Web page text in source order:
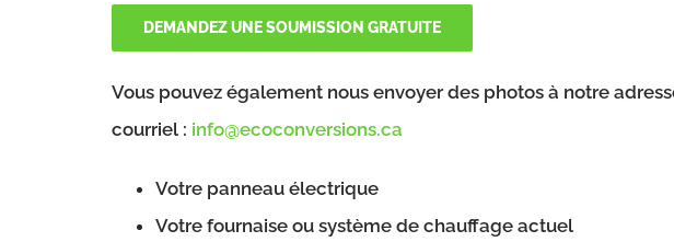
DEMANDEZ UNE SOUMISSION GRATUITE
Vous pouvez également nous envoyer des photos à notre
courriel : info@ecoconversions.ca
Votre panneau électrique
Votre fournaise ou système de chauffage actuel